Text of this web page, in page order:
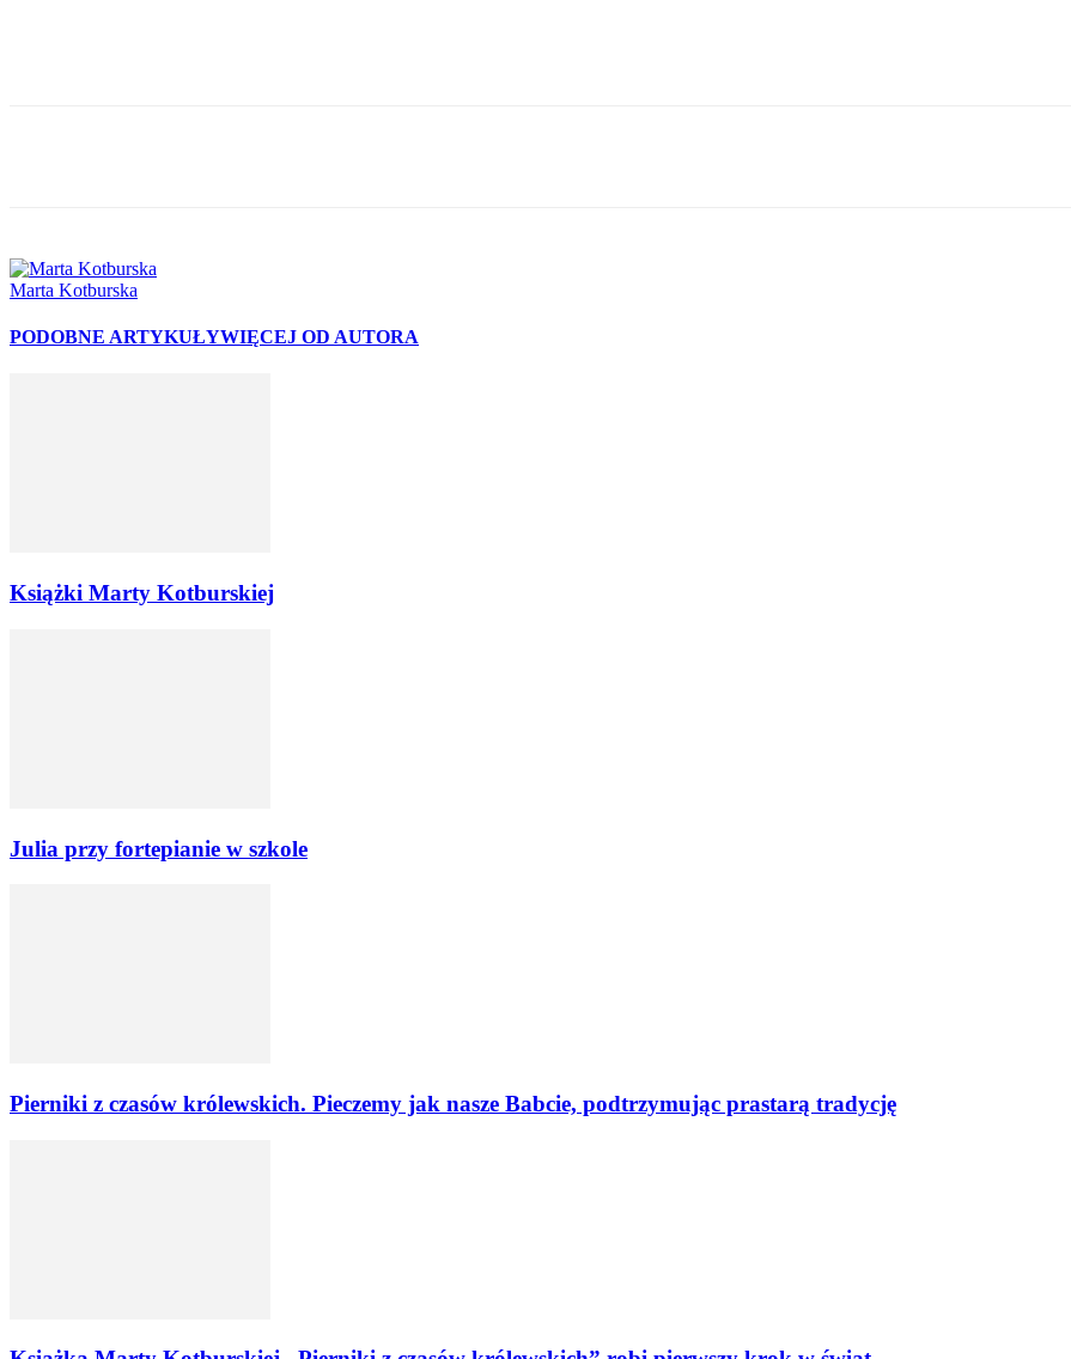
Marta Kotburska
PODOBNE ARTYKUŁYWIĘCEJ OD AUTORA
Książki Marty Kotburskiej
Julia przy fortepianie w szkole
Pierniki z czasów królewskich. Pieczemy jak nasze Babcie, podtrzymując prastarą tradycję